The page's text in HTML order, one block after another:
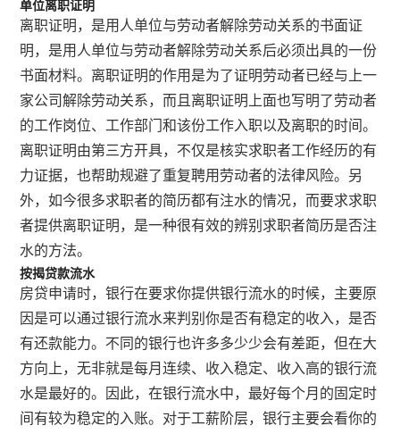
单位离职证明
离职证明，是用人单位与劳动者解除劳动关系的书面证
明，是用人单位与劳动者解除劳动关系后必须出具的一份
书面材料。离职证明的作用是为了证明劳动者已经与上一
家公司解除劳动关系，而且离职证明上面也写明了劳动者
的工作岗位、工作部门和该份工作入职以及离职的时间。
离职证明由第三方开具，不仅是核实求职者工作经历的有
力证据，也帮助规避了重复聘用劳动者的法律风险。另
外，如今很多求职者的简历都有注水的情况，而要求求职
者提供离职证明，是一种很有效的辨别求职者简历是否注
水的方法。
按揭贷款流水
房贷申请时，银行在要求你提供银行流水的时候，主要原
因是可以通过银行流水来判别你是否有稳定的收入，是否
有还款能力。不同的银行也许多多少少会有差距，但在大
方向上，无非就是每月连续、收入稳定、收入高的银行流
水是最好的。因此，在银行流水中，最好每个月的固定时
间有较为稳定的入账。对于工薪阶层，银行主要会看你的